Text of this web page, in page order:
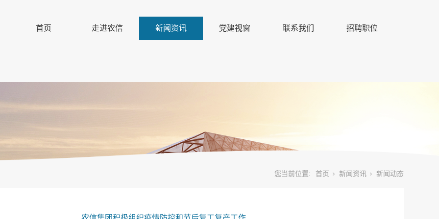
首页 走进农信 新闻资讯 党建视窗 联系我们 招聘职位
您当前位置: 首页 新闻资讯 新闻动态